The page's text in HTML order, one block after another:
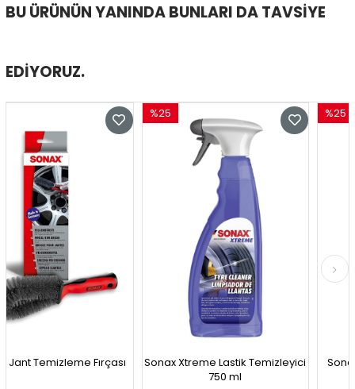
BU ÜRÜNÜN YANINDA BUNLARI DA TAVSIYE
EDIYORUZ.
Fırçası
Sonax Xtreme Lastik Temizleyici
%25
İndirim
Sonax Lastik
%25
İndirim